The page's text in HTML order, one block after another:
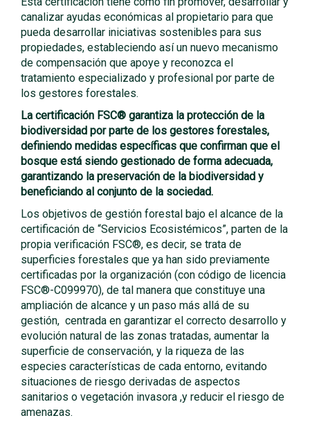
canalizar ayudas económicas al propietario para que
pueda desarrollar iniciativas sostenibles para sus
propiedades, estableciendo así un nuevo mecanismo
de compensación que apoye y reconozca el
tratamiento especializado y profesional por parte de
los gestores forestales.
La certificación FSC® garantiza la protección de la
biodiversidad por parte de los gestores forestales,
definiendo medidas específicas que confirman que el
bosque está siendo gestionado de forma adecuada,
garantizando la preservación de la biodiversidad y
beneficiando al conjunto de la sociedad.
Los objetivos de gestión forestal bajo el alcance de la
certificación de “Servicios Ecosistémicos”, parten de la
propia verificación FSC®, es decir, se trata de
superficies forestales que ya han sido previamente
certificadas por la organización (con código de licencia
FSC®-C099970), de tal manera que constituye una
ampliación de alcance y un paso más allá de su
gestión, centrada en garantizar el correcto desarrollo y
evolución natural de las zonas tratadas, aumentar la
superficie de conservación, y la riqueza de las
especies características de cada entorno, evitando
situaciones de riesgo derivadas de aspectos
sanitarios o vegetación invasora ,y reducir el riesgo de
amenazas.